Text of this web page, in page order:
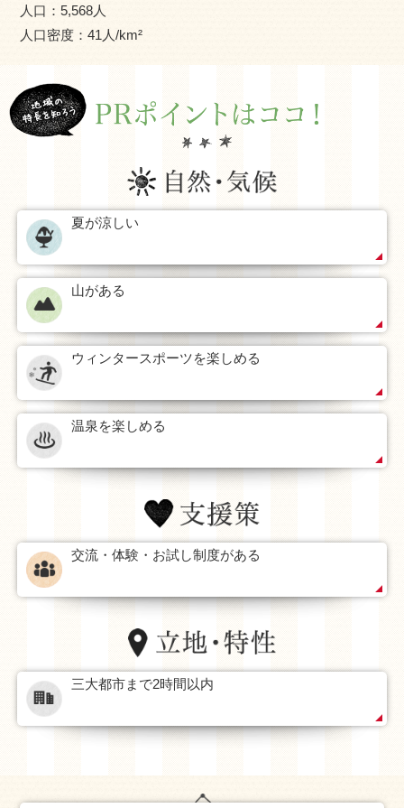
※現在、パンフレット等の資料を作成中です。資料請求は
人口：5,568人
人口密度：41 人/km²
夏が涼しい
山がある
ウィンタースポーツを楽しめる
温泉を楽しめる
交流・体験・お試し制度がある
三大都市まで2時間以内